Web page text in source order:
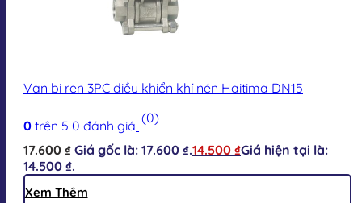
Van bi ren 3PC điều khiển khí nén Haitima DN15
0 trên 5 0 đánh giá (0)
17.600₫ Giá gốc là: 17.600 ₫.14.500 ₫Giá hiện tại là:
14.500 ₫.
Xem Thêm